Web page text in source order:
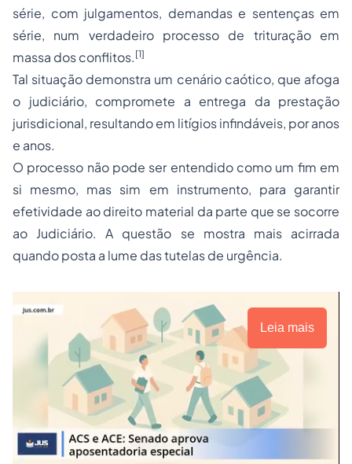
série, com julgamentos, demandas e sentenças em
série, num verdadeiro processo de trituração em
massa dos conflitos. [1]
Tal situação demonstra um cenário caótico, que afoga
o judiciário, compromete a entrega da prestação
jurisdicional, resultando em litígios infindáveis, por anos
e anos.
O processo não pode ser entendido como um fim em
si mesmo, mas sim em instrumento, para garantir
efetividade ao direito material da parte que se socorre
ao Judiciário. A questão se mostra mais acirrada
quando posta a lume das tutelas de urgência.
Leia mais